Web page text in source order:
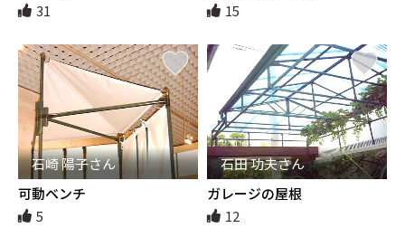
31
15
石崎 陽子さん
可動ベンチ
5
石田 功夫さん
ガレージの屋根
12